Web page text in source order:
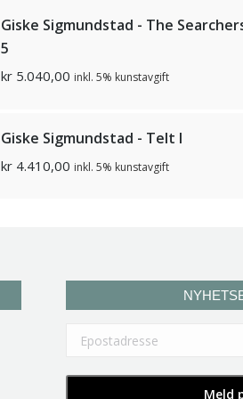
Giske Sigmundstad - The
5
kr5.040,00 inkl. 5% kunstavgift
Giske Sigmundstad - Telt I
kr4.410,00 inkl. 5% kunstavgift